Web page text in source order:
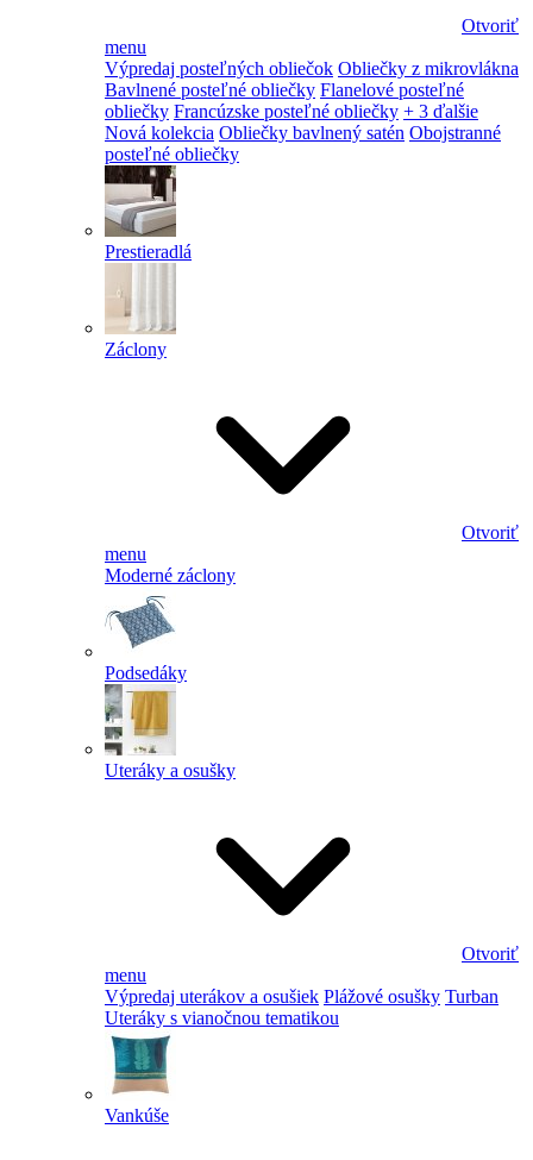
Otvoriť
menu
Výpredaj posteľných obliečok Obliečky z mikrovlákna
Bavlnené posteľné obliečky Flanelové posteľné
obliečky Francúzske posteľné obliečky + 3 ďalšie
Nová kolekcia Obliečky bavlnený satén Obojstranné
posteľné obliečky
Prestieradlá
Záclony
Otvoriť
menu
Moderné záclony
Podsedáky
Uteráky a osušky
Otvoriť
menu
Výpredaj uterákov a osušiek Plážové osušky Turban
Uteráky s vianočnou tematikou
Vankúše